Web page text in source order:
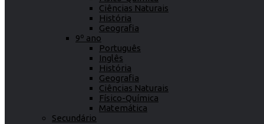
Ciências Naturais
História
Geografia
9º ano
Português
Inglês
História
Geografia
Ciências Naturais
Físico-Química
Matemática
Secundário